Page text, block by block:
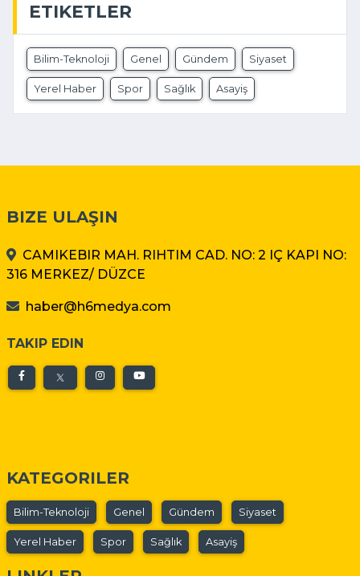
ETIKETLER
Bilim-Teknoloji Genel Gündem Siyaset
Yerel Haber Spor Sağlık Asayiş
BIZE ULAŞIN
CAMIKEBIR MAH. RIHTIM CAD. NO: 2 IÇ KAPI NO:
316 MERKEZ/ DÜZCE
haber@h6medya.com
TAKIP EDIN
KATEGORILER
Bilim-Teknoloji Genel Gündem Siyaset
Yerel Haber Spor Sağlık Asayiş